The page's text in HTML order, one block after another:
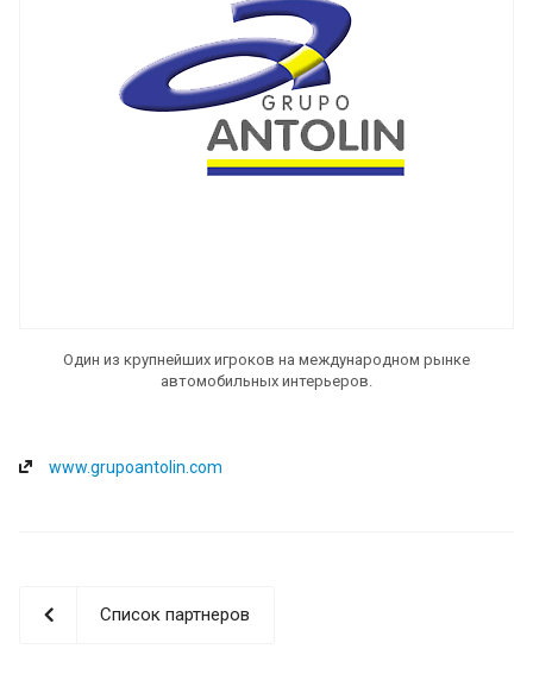
Один из крупнейших игроков на международном рынке
автомобильных интерьеров.
www.grupoantolin.com
Список партнеров